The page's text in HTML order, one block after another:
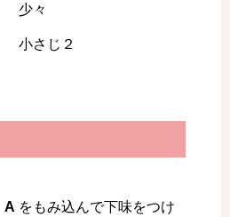
々
じ２
A をもみ込んで下味をつけ